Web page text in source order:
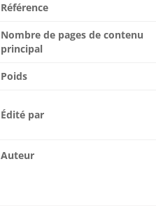
Référence
Nombre de pages de contenu
principal
Poids
Édité par
Auteur